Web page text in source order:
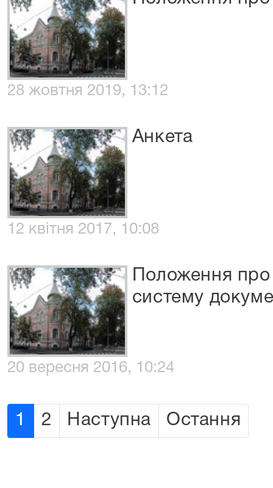
28 жовтня 2019, 13:12
Анкета
12 квітня 2017, 10:08
Положення
систему
20 вересня 2016, 10:24
1 2 Наступна Остання